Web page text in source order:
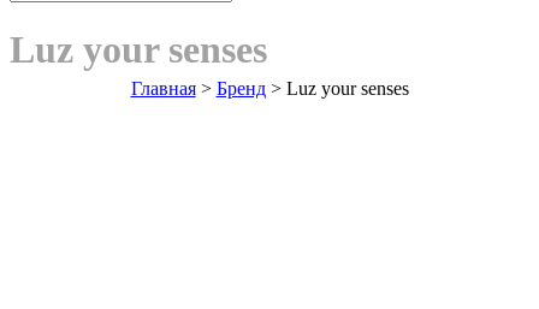
Luz your senses
Главная> Бренд> Luz your senses